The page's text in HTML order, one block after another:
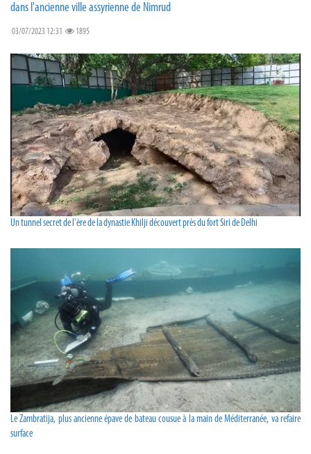
dans l'ancienne ville assyrienne de Nimrud
03/07/2023 12:31 1895
Un tunnel secret de l'ère de la dynastie Khilji découvert près du fort Siri de Delhi
Le Zambratija, plus ancienne épave de bateau cousue à la main de Méditerranée, va refaire
surface